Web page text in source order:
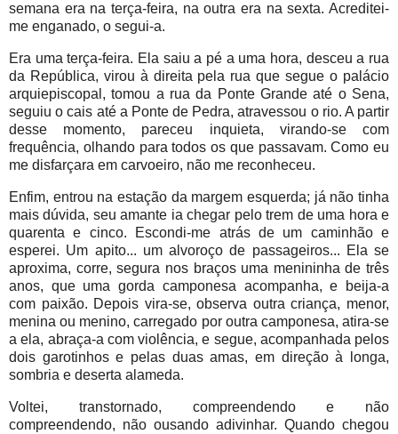
semana era na terça-feira, na outra era na sexta. Acreditei-
me enganado, o segui-a.
Era uma terça-feira. Ela saiu a pé a uma hora, desceu a rua
da República, virou à direita pela rua que segue o palácio
arquiepiscopal, tomou a rua da Ponte Grande até o Sena,
seguiu o cais até a Ponte de Pedra, atravessou o rio. A partir
desse momento, pareceu inquieta, virando-se com
frequência, olhando para todos os que passavam. Como eu
me disfarçara em carvoeiro, não me reconheceu.
Enfim, entrou na estação da margem esquerda; já não tinha
mais dúvida, seu amante ia chegar pelo trem de uma hora e
quarenta e cinco. Escondi-me atrás de um caminhão e
esperei. Um apito... um alvoroço de passageiros... Ela se
aproxima, corre, segura nos braços uma menininha de três
anos, que uma gorda camponesa acompanha, e beija-a
com paixão. Depois vira-se, observa outra criança, menor,
menina ou menino, carregado por outra camponesa, atira-se
a ela, abraça-a com violência, e segue, acompanhada pelos
dois garotinhos e pelas duas amas, em direção à longa,
sombria e deserta alameda.
Voltei, transtornado, compreendendo e não
compreendendo, não ousando adivinhar. Quando chegou